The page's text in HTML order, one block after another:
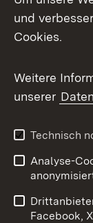
Facebook
X / Twitter
Youtube
Impressum
Barrierefreiheit
und
Cookies.
Weitere
unserer
Technisch
Analyse-
Facebook,